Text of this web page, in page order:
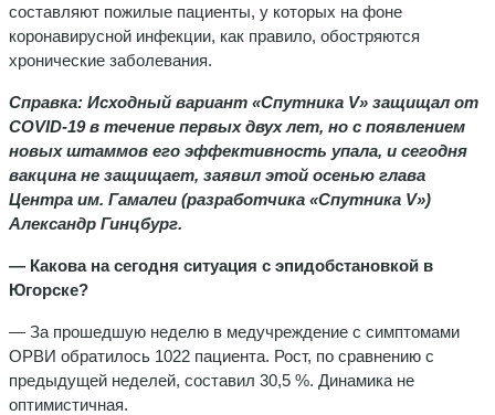
составляют пожилые пациенты, у которых на фоне
коронавирусной инфекции, как правило, обостряются
хронические заболевания.
Справка: Исходный вариант «Спутника V» защищал от
COVID-19 в течение первых двух лет, но с появлением
новых штаммов его эффективность упала, и сегодня
вакцина не защищает, заявил этой осенью глава
Центра им. Гамалеи (разработчика «Спутника V»)
Александр Гинцбург.
— Какова на сегодня ситуация с эпидобстановкой в
Югорске?
— За прошедшую неделю в медучреждение с симптомами
ОРВИ обратилось 1022 пациента. Рост, по сравнению с
предыдущей неделей, составил 30,5 %. Динамика не
оптимистичная.